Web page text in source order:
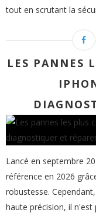
tout en scrutant la
LES PANNES
Lancé en septembre
référence en 2026
robustesse.
haute précision, il n'est